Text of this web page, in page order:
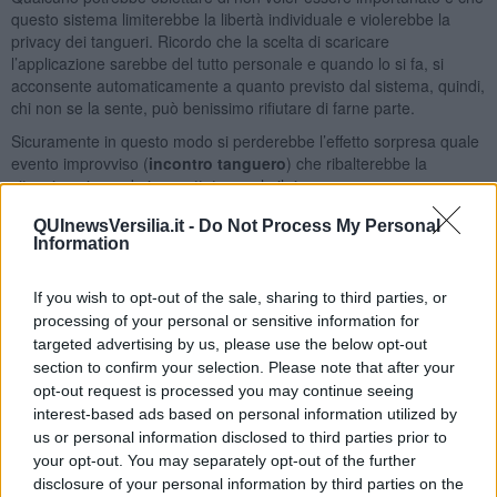
QUInewsVersilia.it - Do Not Process My Personal
Information
If you wish to opt-out of the sale, sharing to third parties, or
processing of your personal or sensitive information for
targeted advertising by us, please use the below opt-out
section to confirm your selection. Please note that after your
opt-out request is processed you may continue seeing
interest-based ads based on personal information utilized by
us or personal information disclosed to third parties prior to
your opt-out. You may separately opt-out of the further
disclosure of your personal information by third parties on the
questo sistema limiterebbe la libertà individuale e violerebbe la
privacy dei tangueri. Ricordo che la scelta di scaricare
l’applicazione sarebbe del tutto personale e quando lo si fa, si
acconsente automaticamente a quanto previsto dal sistema, quindi,
chi non se la sente, può benissimo rifiutare di farne parte.
Sicuramente in questo modo si perderebbe l’effetto sorpresa quale
evento improvviso (incontro tanguero) che ribalterebbe la
situazione in modo inaspettato, quale il riconoscere
spontaneamente qualcuno di virtuale, come accade nei film horror
o nei gialli. Non tutti amano le sorprese e non tutte le storie hanno
un lieto fine come questa:
una tanda in una milonga. L’invito avviene secondo i codici
milongueri con mirada e cabeceo. Provenivano da regioni diverse,
ma il desiderio di ballare insieme fu rivelato dagli occhi nel
momento in cui si guardarono intensamente, perdendosi l’uno
nell’altro. Patrizia era una piccola rosa in mezzo a grandi tangueri,
provenienti da tutto il mondo e Carlo colse quel fiore invitandola a
ballare. Nessun rumore, oltre a quello della musica e al ritmo dei
loro cuori, disturbò quel momento carico di magia e l’uomo fu molto
bravo a districarsi nella confusione per non far sfumare quel